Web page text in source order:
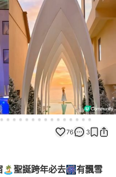
76 3
🏝聖誕跨年必去🎆有飄雪